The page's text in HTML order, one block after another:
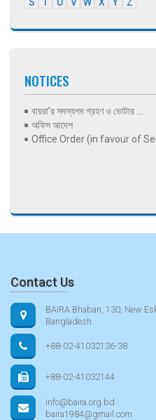
NOTICES
বায়রা’র সদস্যপদ গ্রহণ ও ভোটার ...
অফিস আদেশ
Office Order (in favour of
Contact Us
BAIRA Bhaban, 130, New
Bangladesh
+88-02-41032136-38
+88-02-41032144
info@baira.org.bd
baira1984@gmail.com